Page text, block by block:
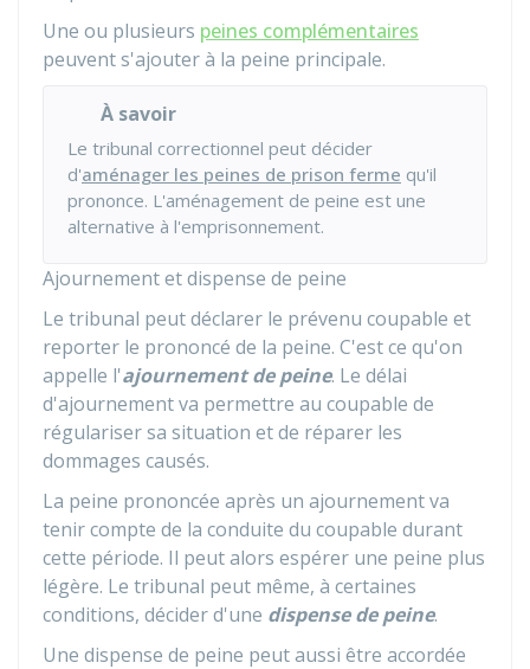
Une ou plusieurs peines complémentaires
peuvent s'ajouter à la peine principale.
À savoir
Le tribunal correctionnel peut décider
d'aménager les peines de prison ferme qu'il
prononce. L'aménagement de peine est une
alternative à l'emprisonnement.
Ajournement et dispense de peine
Le tribunal peut déclarer le prévenu coupable et
reporter le prononcé de la peine. C'est ce qu'on
appelle l'ajournement de peine. Le délai
d'ajournement va permettre au coupable de
régulariser sa situation et de réparer les
dommages causés.
La peine prononcée après un ajournement va
tenir compte de la conduite du coupable durant
cette période. Il peut alors espérer une peine plus
légère. Le tribunal peut même, à certaines
conditions, décider d'une dispense de peine.
Une dispense de peine peut aussi être accordée